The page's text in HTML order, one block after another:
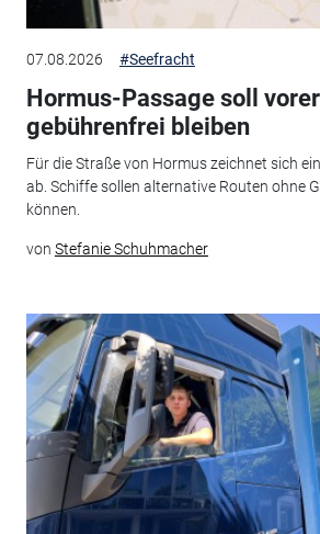
07.08.2026 #Seefracht
Hormus-Passage soll
gebührenfrei bleiben
Für die Straße von Hormus zeichnet sich
ab. Schiffe sollen alternative Routen ohne
können.
von Stefanie Schuhmacher